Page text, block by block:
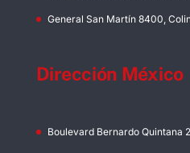
General San Martín 8400,
Dirección México
Boulevard Bernardo Quintana